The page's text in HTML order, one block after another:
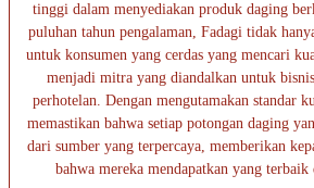
tinggi dalam menyediakan produk daging
puluhan tahun pengalaman, Fadagi tidak
untuk konsumen yang cerdas yang mencari
menjadi mitra yang diandalkan untuk
perhotelan. Dengan mengutamakan standar
memastikan bahwa setiap potongan daging
dari sumber yang terpercaya, memberikan
bahwa mereka mendapatkan yang terbaik